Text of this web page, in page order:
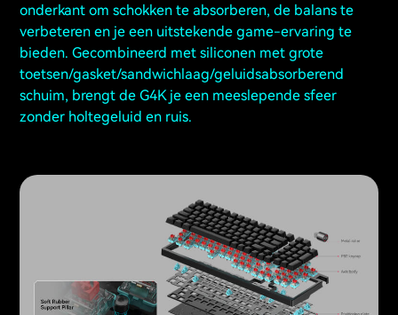
onderkant om schokken te absorberen, de balans te
verbeteren en je een uitstekende game-ervaring te
bieden. Gecombineerd met siliconen met grote
toetsen/gasket/sandwichlaag/geluidsabsorberend
schuim, brengt de G4K je een meeslepende sfeer
zonder holtegeluid en ruis.